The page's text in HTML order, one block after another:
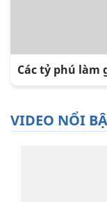
Các tỷ phú làm
VIDEO NỔI